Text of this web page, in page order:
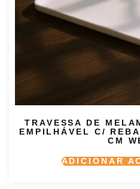
TRAVESSA DE
EMPILHÁVEL C/
CM
ADICIONAR